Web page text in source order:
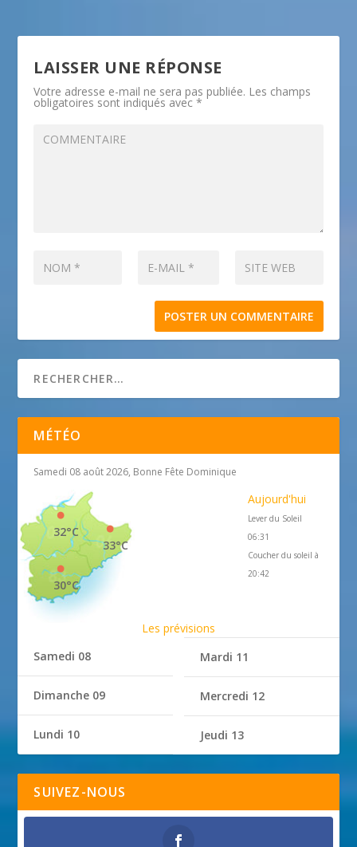
LAISSER UNE RÉPONSE
Votre adresse e-mail ne sera pas publiée. Les champs
obligatoires sont indiqués avec*
MÉTÉO
Samedi 08 août 2026, Bonne Fête Dominique
33°C
32°C
30°C
Aujourd'hui
Lever du Soleil
06:31
Coucher du soleil à
20:42
Les prévisions
Samedi 08
Dimanche 09
Lundi 10
Mardi 11
Mercredi 12
Jeudi 13
SUIVEZ-NOUS